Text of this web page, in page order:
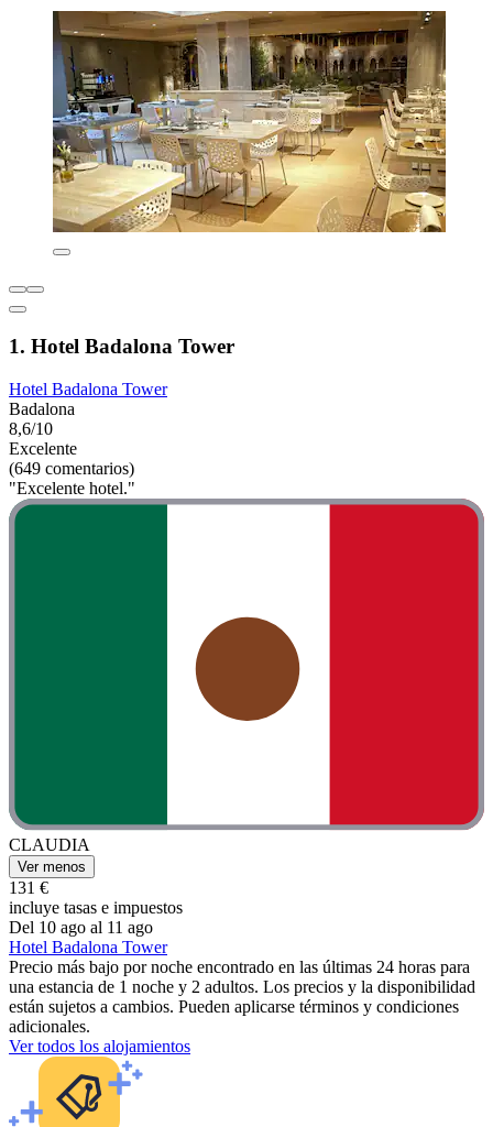
1. Hotel Badalona Tower
Hotel Badalona Tower
Badalona
8,6/10
Excelente
(649 comentarios)
"Excelente hotel."
CLAUDIA
Ver menos
131 €
incluye tasas e impuestos
Del 10 ago al 11 ago
Hotel Badalona Tower
Precio más bajo por noche encontrado en las últimas 24 horas para
una estancia de 1 noche y 2 adultos. Los precios y la disponibilidad
están sujetos a cambios. Pueden aplicarse términos y condiciones
adicionales.
Ver todos los alojamientos